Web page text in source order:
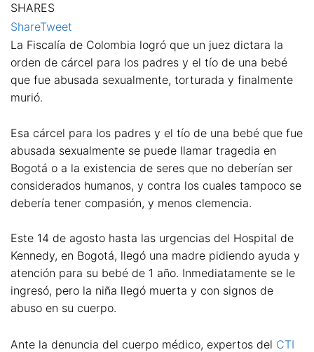
SHARES
ShareTweet
La Fiscalía de Colombia logró que un juez dictara la
orden de cárcel para los padres y el tío de una bebé
que fue abusada sexualmente, torturada y finalmente
murió.
Esa cárcel para los padres y el tío de una bebé que fue
abusada sexualmente se puede llamar tragedia en
Bogotá o a la existencia de seres que no deberían ser
considerados humanos, y contra los cuales tampoco se
debería tener compasión, y menos clemencia.
Este 14 de agosto hasta las urgencias del Hospital de
Kennedy, en Bogotá, llegó una madre pidiendo ayuda y
atención para su bebé de 1 año. Inmediatamente se le
ingresó, pero la niña llegó muerta y con signos de
abuso en su cuerpo.
Ante la denuncia del cuerpo médico, expertos del CTI